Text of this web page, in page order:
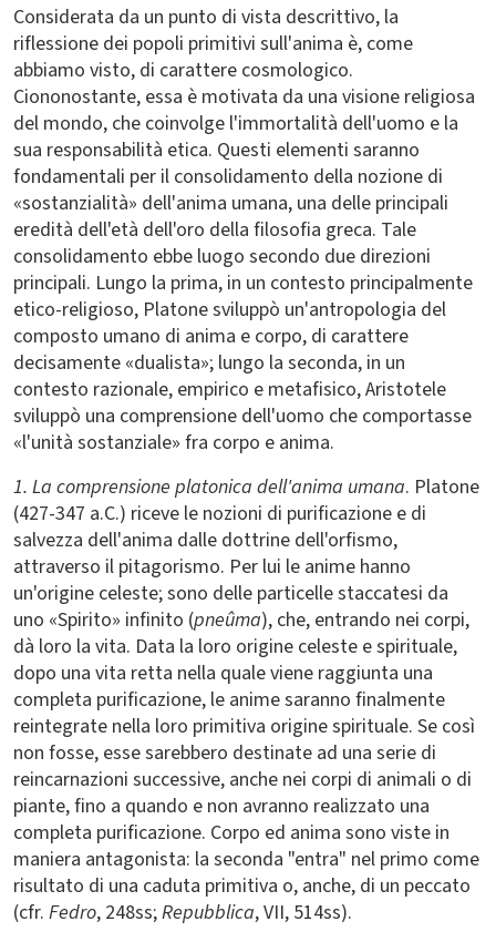
Considerata da un punto di vista descrittivo, la
riflessione dei popoli primitivi sull'anima è, come
abbiamo visto, di carattere cosmologico.
Ciononostante, essa è motivata da una visione religiosa
del mondo, che coinvolge l'immortalità dell'uomo e la
sua responsabilità etica. Questi elementi saranno
fondamentali per il consolidamento della nozione di
«sostanzialità» dell'anima umana, una delle principali
eredità dell'età dell'oro della filosofia greca. Tale
consolidamento ebbe luogo secondo due direzioni
principali. Lungo la prima, in un contesto principalmente
etico-religioso, Platone sviluppò un'antropologia del
composto umano di anima e corpo, di carattere
decisamente «dualista»; lungo la seconda, in un
contesto razionale, empirico e metafisico, Aristotele
sviluppò una comprensione dell'uomo che comportasse
«l'unità sostanziale» fra corpo e anima.
1. La comprensione platonica dell'anima umana. Platone
(427-347 a.C.) riceve le nozioni di purificazione e di
salvezza dell'anima dalle dottrine dell'orfismo,
attraverso il pitagorismo. Per lui le anime hanno
un'origine celeste; sono delle particelle staccatesi da
uno «Spirito» infinito (pneûma), che, entrando nei corpi,
dà loro la vita. Data la loro origine celeste e spirituale,
dopo una vita retta nella quale viene raggiunta una
completa purificazione, le anime saranno finalmente
reintegrate nella loro primitiva origine spirituale. Se così
non fosse, esse sarebbero destinate ad una serie di
reincarnazioni successive, anche nei corpi di animali o di
piante, fino a quando e non avranno realizzato una
completa purificazione. Corpo ed anima sono viste in
maniera antagonista: la seconda "entra" nel primo come
risultato di una caduta primitiva o, anche, di un peccato
(cfr. Fedro, 248ss;Repubblica, VII, 514ss).